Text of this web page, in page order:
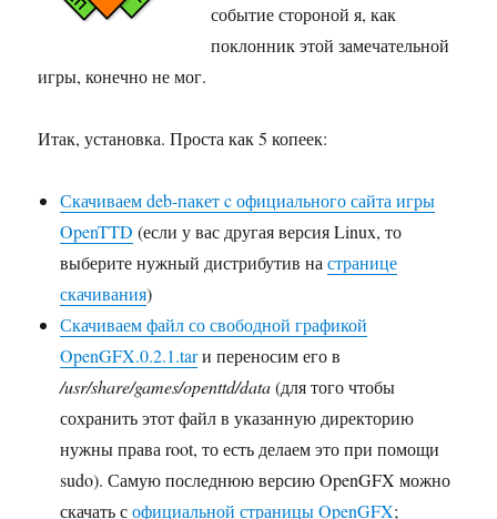
событие стороной я, как
поклонник этой замечательной
игры, конечно не мог.
Итак, установка. Проста как 5 копеек:
Скачиваем deb-пакет c официального сайта игры
OpenTTD (если у вас другая версия Linux, то
выберите нужный дистрибутив настранице
скачивания)
Скачиваем файл со свободной графикой
OpenGFX.0.2.1.tarи переносим его в
/usr/share/games/openttd/data(для того чтобы
сохранить этот файл в указанную директорию
нужны права root, то есть делаем это при помощи
sudo). Самую последнюю версию OpenGFX можно
скачать софициальной страницы OpenGFX;